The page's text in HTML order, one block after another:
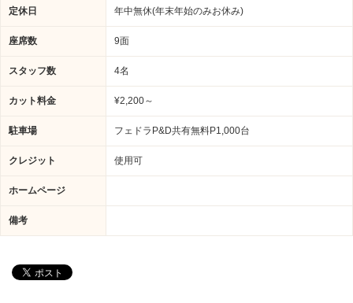
定休日 年中無休(年末年始のみお休み)
座席数 9面
スタッフ数 4名
カット料金 ¥2,200～
駐車場 フェドラP&D共有無料P1,000台
クレジット 使用可
ホームページ
備考